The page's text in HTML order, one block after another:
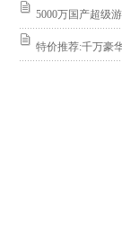
5000万国产超级
特价推荐:千万豪